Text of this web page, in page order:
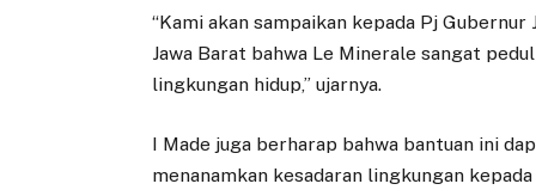
“Kami akan sampaikan kepada Pj
Jawa Barat bahwa Le Minerale sangat
lingkungan hidup,” ujarnya.
I Made juga berharap bahwa bantuan ini
menanamkan kesadaran lingkungan